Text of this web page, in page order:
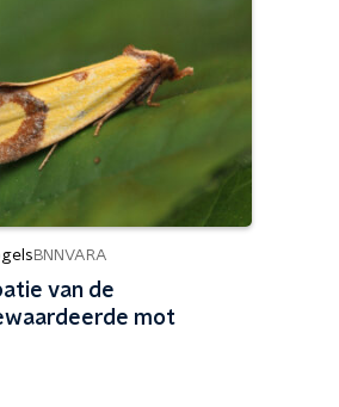
BNNVARA
van de
mot